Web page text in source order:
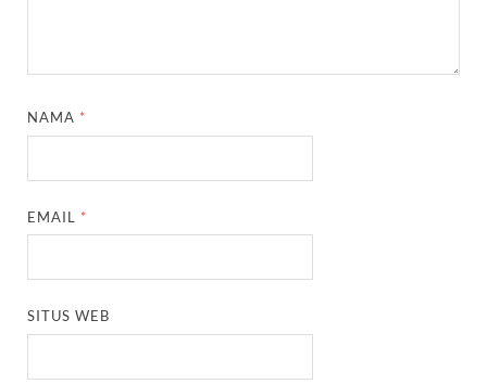
NAMA *
EMAIL *
SITUS WEB